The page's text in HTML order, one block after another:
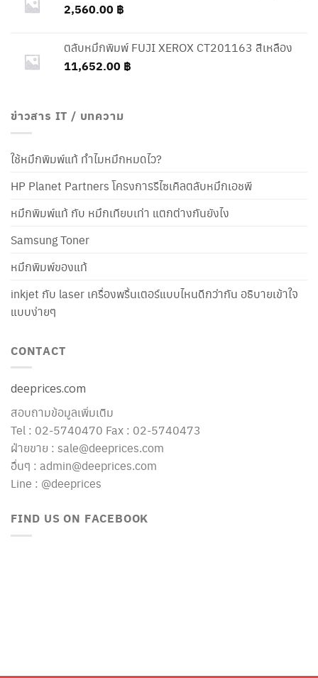
2,560.00 ฿
ตลับหมึกพิมพ์ FUJI XEROX CT201163 สีเหลือง
11,652.00 ฿
ข่าวสาร IT / บทความ
ใช้หมึกพิมพ์แท้ ทำไมหมึกหมดไว?
HP Planet Partners โครงการรีไซเคิลตลับหมึกเอชพี
หมึกพิมพ์แท้ กับ หมึกเทียบเท่า แตกต่างกันยังไง
Samsung Toner
หมึกพิมพ์ของแท้
inkjet กับ laser เครื่องพริ้นเตอร์แบบไหนดีกว่ากัน อธิบายเข้าใจ
แบบง่ายๆ
CONTACT
deeprices.com
สอบถามข้อมูลเพิ่มเติม
Tel : 02-5740470 Fax : 02-5740473
ฝ่ายขาย : sale@deeprices.com
อื่นๆ : admin@deeprices.com
Line : @deeprices
FIND US ON FACEBOOK